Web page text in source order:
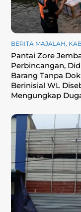
BERITA MAJALAH,
Pantai Zore
Perbincangan,
Barang Tanpa
Berinisial WL
Mengungkap